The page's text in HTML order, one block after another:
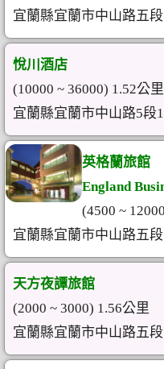
宜蘭縣宜蘭市中山路五
悅川酒店
(10000 ~ 36000) 1.52公里
宜蘭縣宜蘭市中山路5段
英格蘭旅館
England
(4500 ~
宜蘭縣宜蘭市中山路五
天方夜譚旅館
(2000 ~ 3000) 1.56公里
宜蘭縣宜蘭市中山路五